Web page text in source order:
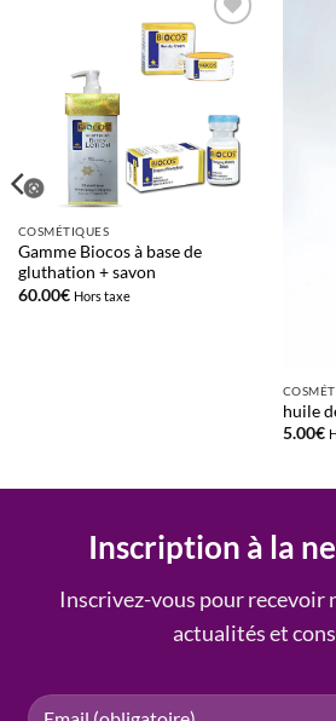
à la liste
d’envies
COSMÉTIQUES
Gamme Biocos à base de
gluthation + savon
60.00€ Hors taxe
huile
5.00€
Inscription à la
Inscrivez-vous pour recevoir
actualités et